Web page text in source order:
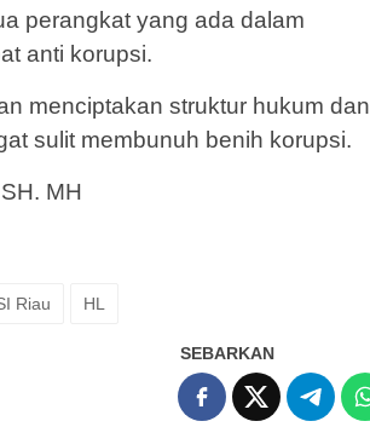
perangkat yang ada dalam
anti korupsi.
menciptakan struktur hukum dan
sulit membunuh benih korupsi.
MH
Riau HL
SEBARKAN